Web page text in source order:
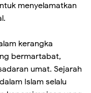
menyelamatkan
kerangka
bermartabat,
umat. Sejarah
Islam selalu